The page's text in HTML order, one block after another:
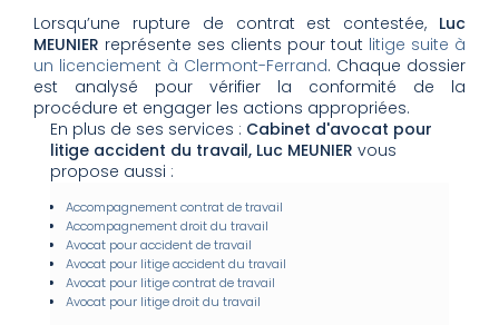
Lorsqu’une rupture de contrat est contestée, Luc
MEUNIER représente ses clients pour tout litige suite à
un licenciement à Clermont-Ferrand. Chaque dossier
est analysé pour vérifier la conformité de la
procédure et engager les actions appropriées.
En plus de ses services : Cabinet d'avocat pour
litige accident du travail, Luc MEUNIER vous
propose aussi :
Accompagnement contrat de travail
Accompagnement droit du travail
Avocat pour accident de travail
Avocat pour litige accident du travail
Avocat pour litige contrat de travail
Avocat pour litige droit du travail